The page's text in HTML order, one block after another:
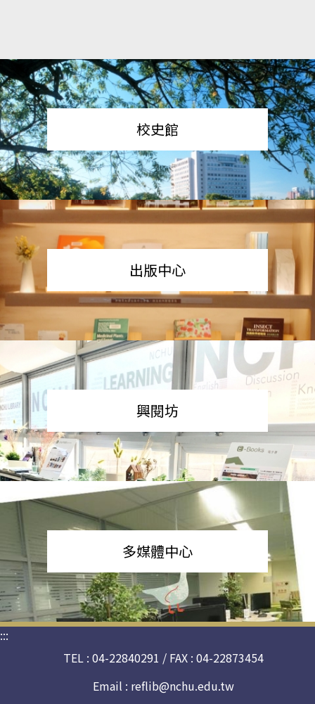
校史館
出版中心
興閱坊
多媒體中心
:::
TEL : 04-22840291 / FAX : 04-22873454
Email : reflib@nchu.edu.tw